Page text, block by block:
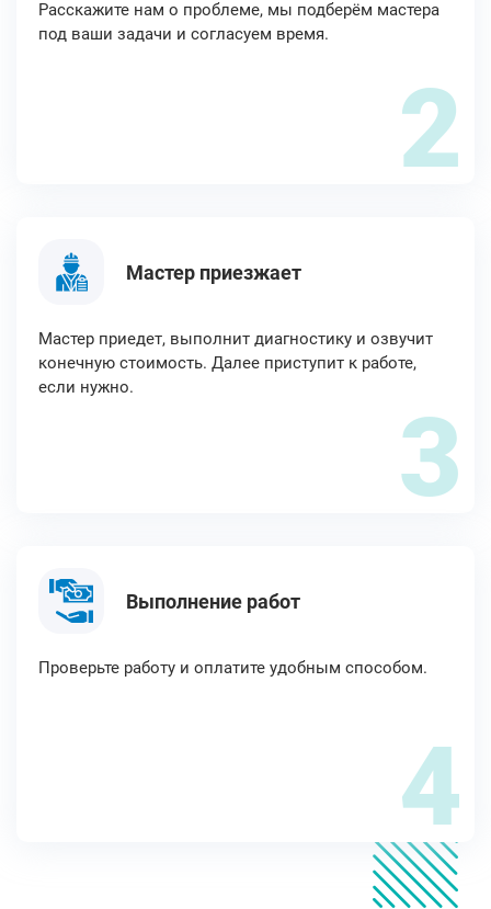
Расскажите нам о проблеме, мы подберём мастера
под ваши задачи и согласуем время.
2
Мастер приезжает
Мастер приедет, выполнит диагностику и озвучит
конечную стоимость. Далее приступит к работе,
если нужно.
3
Выполнение работ
Проверьте работу и оплатите удобным способом.
4